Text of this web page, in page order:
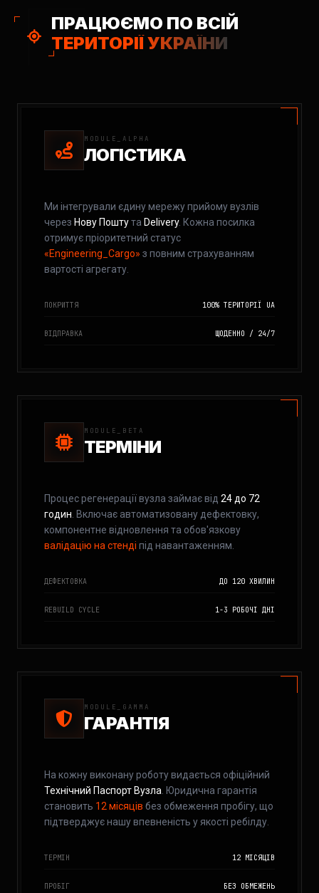
ПРАЦЮЄМО ПО ВСІЙ
ТЕРИТОРІЇ УКРАЇНИ
MODULE_ALPHA
ЛОГІСТИКА
Ми інтегрували єдину мережу прийому вузлів
через Нову Поштута Delivery. Кожна посилка
отримує пріоритетний статус
«Engineering_Cargo» з повним страхуванням
вартості агрегату.
ПОКРИТТЯ 100% ТЕРИТОРІЇ UA
ВІДПРАВКА ЩОДЕННО / 24/7
MODULE_BETA
ТЕРМІНИ
Процес регенерації вузла займає від 24 до 72
годин. Включає автоматизовану дефектовку,
компонентне відновлення та обов'язкову
валідацію на стенді під навантаженням.
ДЕФЕКТОВКА ДО 120 ХВИЛИН
REBUILD CYCLE 1-3 РОБОЧІ ДНІ
MODULE_GAMMA
ГАРАНТІЯ
На кожну виконану роботу видається офіційний
Технічний Паспорт Вузла. Юридична гарантія
становить 12 місяців без обмеження пробігу, що
підтверджує нашу впевненість у якості ребілду.
ТЕРМІН 12 МІСЯЦІВ
ПРОБІГ БЕЗ ОБМЕЖЕНЬ